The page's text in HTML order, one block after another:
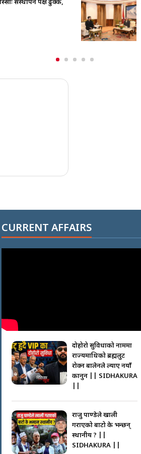
के जवाफ दिए ?
CURRENT AFFAIRS
दोहोरो सुविधाको नाममा
राज्यमाथिको ब्रह्मलुट
रोक्न बालेनले ल्याए नयाँ
कानुन || SIDHAKURA
राजु पाण्डेले खाली
गराएको बाटो के भन्छन्
स्थानीय ? ||
SIDHAKURA ||